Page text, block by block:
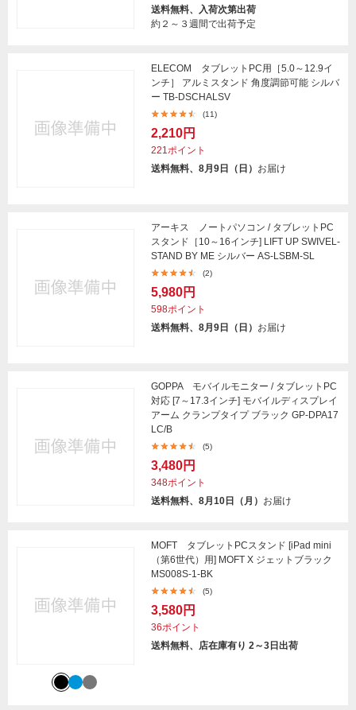
送料無料、入荷次第出荷
約２～３週間で出荷予定
ELECOM タブレットPC用［5.0～12.9イ
ンチ］ アルミスタンド 角度調節可能 シルバ
ー TB-DSCHALSV
(11)
2,210円
221ポイント
送料無料、8月9日（日） お届け
アーキス ノートパソコン / タブレットPC
スタンド［10～16インチ] LIFT UP SWIVEL-
STAND BY ME シルバー AS-LSBM-SL
(2)
5,980円
598ポイント
送料無料、8月9日（日） お届け
GOPPA モバイルモニター / タブレットPC
対応 [7～17.3インチ] モバイルディスプレイ
アーム クランプタイプ ブラック GP-DPA17
LC/B
(5)
3,480円
348ポイント
送料無料、8月10日（月） お届け
MOFT タブレットPCスタンド [iPad mini
（第6世代）用] MOFT X ジェットブラック
MS008S-1-BK
(5)
3,580円
36ポイント
送料無料、店在庫有り 2～3日出荷